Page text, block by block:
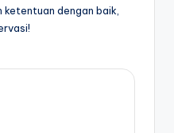
ketentuan dengan baik,